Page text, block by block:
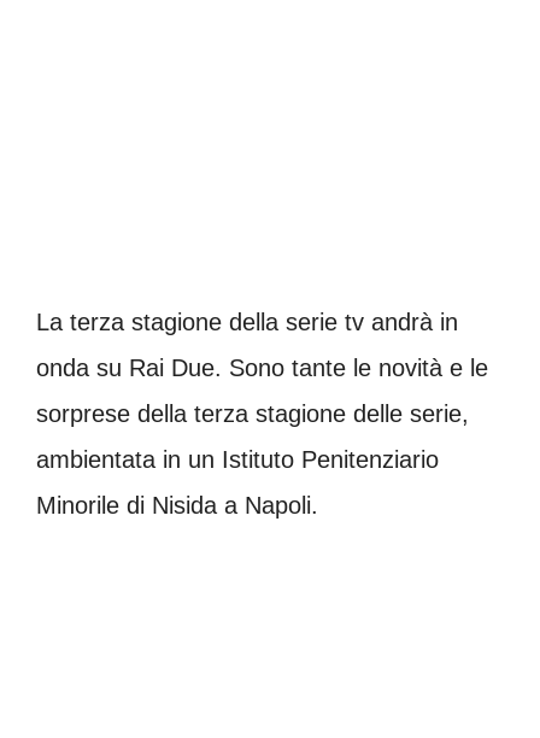
La terza stagione della serie tv andrà in
onda su Rai Due. Sono tante le novità e le
sorprese della terza stagione delle serie,
ambientata in un Istituto Penitenziario
Minorile di Nisida a Napoli.